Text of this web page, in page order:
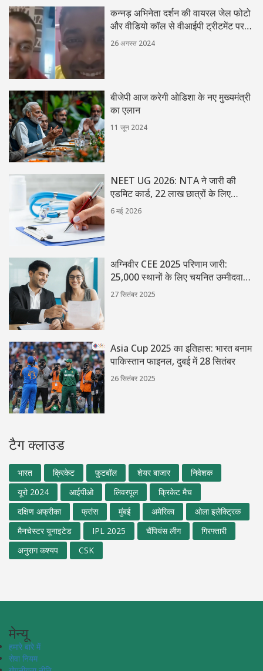
कन्नड़ अभिनेता दर्शन की वायरल जेल फोटो
और वीडियो कॉल से वीआईपी ट्रीटमेंट पर
विवाद
26 अगस्त 2024
बीजेपी आज करेगी ओडिशा के नए मुख्यमंत्री
का एलान
11 जून 2024
NEET UG 2026: NTA ने जारी की
एडमिट कार्ड, 22 लाख छात्रों के लिए
खुशखबरी
6 मई 2026
अग्निवीर CEE 2025 परिणाम जारी:
25,000 स्थानों के लिए चयनित उम्मीदवारों
की सूची अब उपलब्ध
27 सितंबर 2025
Asia Cup 2025 का इतिहास: भारत बनाम
पाकिस्तान फाइनल, दुबई में 28 सितंबर
26 सितंबर 2025
टैग क्लाउड
भारत क्रिकेट फुटबॉल शेयर बाजार
निवेशक
यूरो 2024
आईपीओ लिवरपूल
क्रिकेट मैच
दक्षिण अफ्रीका
फ्रांस मुंबई अमेरिका
ओला इलेक्ट्रिक
मैनचेस्टर यूनाइटेड
IPL 2025 चैंपियंस लीग
गिरफ्तारी
अनुराग कश्यप
CSK
मेन्यू
हमारे बारे में
सेवा नियम